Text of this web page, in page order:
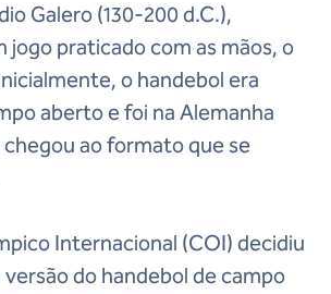
Galero (130-200 d.C.),
jogo praticado com as mãos, o
o handebol era
aberto e foi na Alemanha
ao formato que se
Internacional (COI) decidiu
versão do handebol de campo